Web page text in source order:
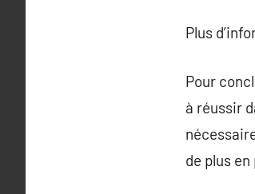
Plus
Pour
à réussir
de plus